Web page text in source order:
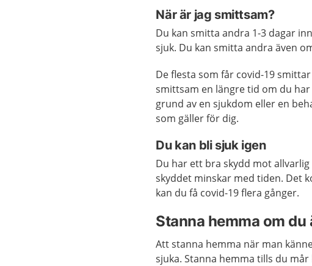
När är jag smittsam?
Du kan smitta andra 1-3 dagar
sjuk. Du kan smitta andra även
De flesta som får covid-19
smittsam en längre tid om du
grund av en sjukdom eller en
som gäller för dig.
Du kan bli sjuk igen
Du har ett bra skydd mot
skyddet minskar med tiden. Det
kan du få covid-19 flera gånger.
Stanna hemma om du
Att stanna hemma när man
sjuka. Stanna hemma tills du